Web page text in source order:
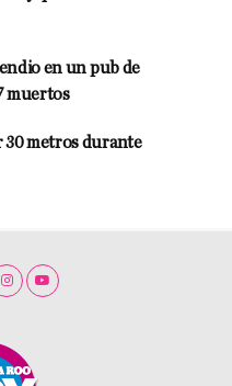
en un pub de
muertos
30 metros durante